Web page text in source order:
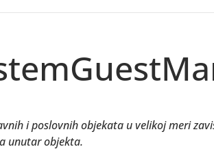
i poslovnih objekata u velikoj meri
unutar objekta.